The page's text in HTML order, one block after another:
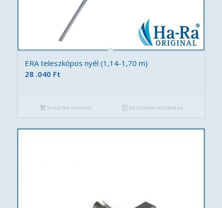
ERA teleszkópos nyél (1,14-1,70 m)
28 .040 Ft
Kosárba teszem Részletek mutatása